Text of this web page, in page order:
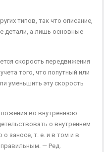
типов, так что описание,
детали, а лишь основные
скорость передвижения
того, что попутный или
уменьшить эту скорость
во внутреннюю
о внутреннем
заносе, т. е. и в том и в
правильным. — Ред.